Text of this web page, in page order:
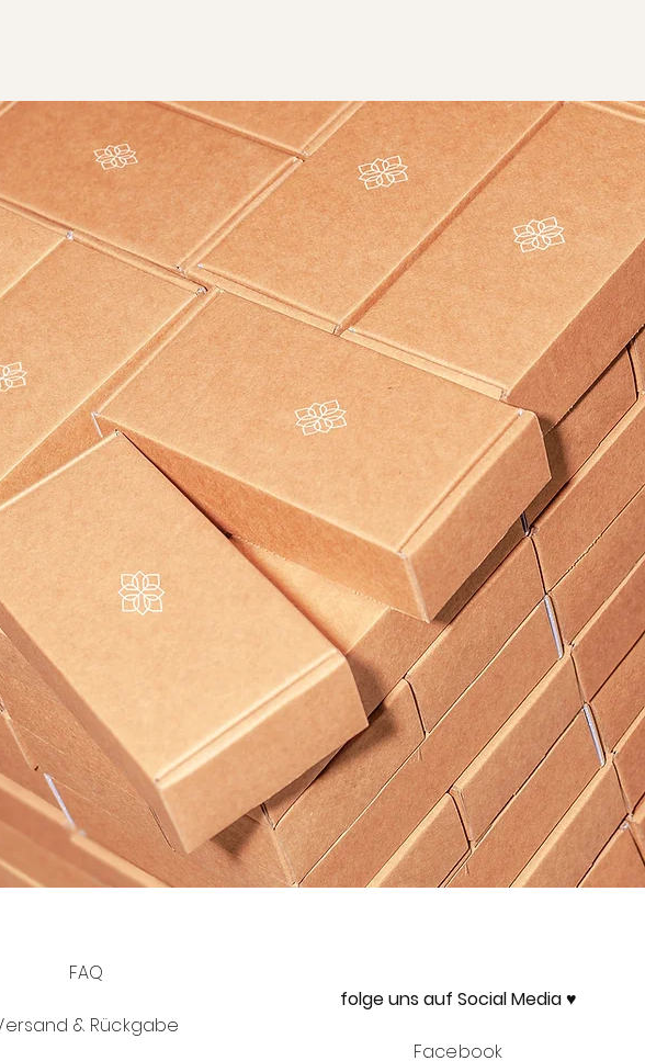
FAQ
& Rückgabe
folge uns auf Social Media ♥
Facebook